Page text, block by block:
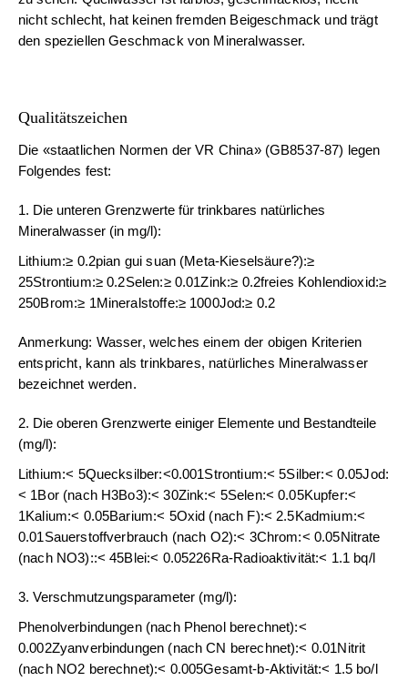
nicht schlecht, hat keinen fremden Beigeschmack und trägt
den speziellen Geschmack von Mineralwasser.
Qualitätszeichen
Die «staatlichen Normen der VR China» (GB8537-87) legen
Folgendes fest:
1. Die unteren Grenzwerte für trinkbares natürliches
Mineralwasser (in mg/l):
Lithium:≥ 0.2pian gui suan (Meta-Kieselsäure?):≥
25Strontium:≥ 0.2Selen:≥ 0.01Zink:≥ 0.2freies Kohlendioxid:≥
250Brom:≥ 1Mineralstoffe:≥ 1000Jod:≥ 0.2
Anmerkung: Wasser, welches einem der obigen Kriterien
entspricht, kann als trinkbares, natürliches Mineralwasser
bezeichnet werden.
2. Die oberen Grenzwerte einiger Elemente und Bestandteile
(mg/l):
Lithium:< 5Quecksilber:<0.001Strontium:< 5Silber:< 0.05Jod:
< 1Bor (nach H3Bo3):< 30Zink:< 5Selen:< 0.05Kupfer:<
1Kalium:< 0.05Barium:< 5Oxid (nach F):< 2.5Kadmium:<
0.01Sauerstoffverbrauch (nach O2):< 3Chrom:< 0.05Nitrate
(nach NO3)::< 45Blei:< 0.05226Ra-Radioaktivität:< 1.1 bq/l
3. Verschmutzungsparameter (mg/l):
Phenolverbindungen (nach Phenol berechnet):<
0.002Zyanverbindungen (nach CN berechnet):< 0.01Nitrit
(nach NO2 berechnet):< 0.005Gesamt-b-Aktivität:< 1.5 bo/l